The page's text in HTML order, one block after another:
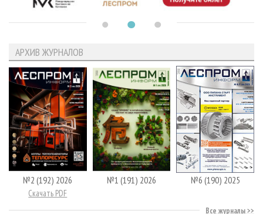
АРХИВ ЖУРНАЛОВ
№2 (192) 2026
Скачать PDF
№1 (191) 2026 №6 (190) 2025
Все журналы